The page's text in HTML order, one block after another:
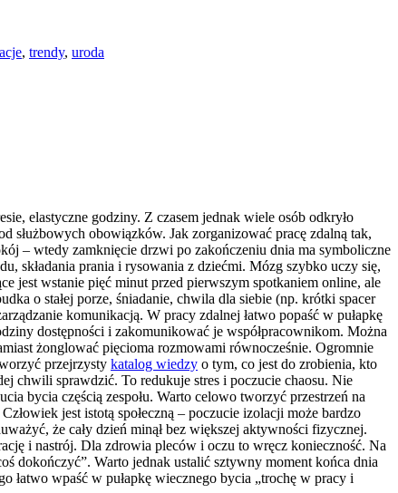
, trendy, uroda
elastyczne godziny. Z czasem jednak wiele osób odkryło
służbowych obowiązków. Jak zorganizować pracę zdalną tak,
– wtedy zamknięcie drzwi po zakończeniu dnia ma symboliczne
składania prania i rysowania z dziećmi. Mózg szybko uczy się,
jest wstanie pięć minut przed pierwszym spotkaniem online, ale
o stałej porze, śniadanie, chwila dla siebie (np. krótki spacer
komunikacją. W pracy zdalnej łatwo popaść w pułapkę
dostępności i zakomunikować je współpracownikom. Można
żonglować pięcioma rozmowami równocześnie. Ogromnie
przejrzysty katalog wiedzy o tym, co jest do zrobienia, kto
chwili sprawdzić. To redukuje stres i poczucie chaosu. Nie
bycia częścią zespołu. Warto celowo tworzyć przestrzeń na
jest istotą społeczną – poczucie izolacji może bardzo
że cały dzień minął bez większej aktywności fizycznej.
i nastrój. Dla zdrowia pleców i oczu to wręcz konieczność. Na
dokończyć”. Warto jednak ustalić sztywny moment końca dnia
łatwo wpaść w pułapkę wiecznego bycia „trochę w pracy i